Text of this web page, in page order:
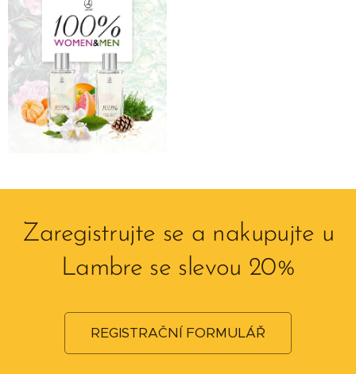
Zaregistrujte se a nakupujte u
Lambre se slevou 20%
REGISTRAČNÍ FORMULÁŘ